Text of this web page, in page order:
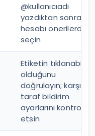
@kullanıcıadı
yazdıktan sonra
hesabı önerilerden
seçin
Etiketin tıklanabilir
olduğunu
doğrulayın; karşı
taraf bildirim
ayarlarını kontrol
etsin